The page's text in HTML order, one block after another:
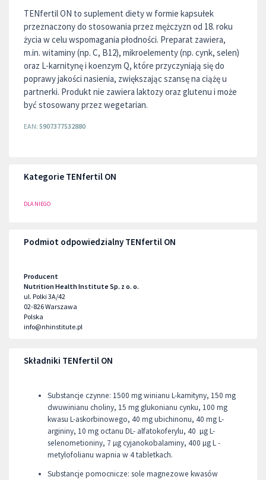
TENfertil ON to suplement diety w formie kapsułek
przeznaczony do stosowania przez mężczyzn od 18. roku
życia w celu wspomagania płodności. Preparat zawiera,
m.in. witaminy (np. C, B12), mikroelementy (np. cynk, selen)
oraz L-karnitynę i koenzym Q, które przyczyniają się do
poprawy jakości nasienia, zwiększając szansę na ciążę u
partnerki. Produkt nie zawiera laktozy oraz glutenu i może
być stosowany przez wegetarian.
EAN: 5907377532880
Kategorie TENfertil ON
DLA NIEGO
Podmiot odpowiedzialny TENfertil ON
Producent
Nutrition Health Institute Sp. z o. o.
ul. Polki 3A/42
02-826Warszawa
Polska
info@nhinstitute.pl
Składniki TENfertil ON
Substancje czynne: 1500 mg winianu L-karnityny, 150 mg
dwuwinianu choliny, 15 mg glukonianu cynku, 100 mg
kwasu L-askorbinowego, 40 mg ubichinonu, 40 mg L-
argininy, 10 mg octanu DL- alfatokoferylu, 40 µg L-
selenometioniny, 7 µg cyjanokobalaminy, 400 µg L -
metylofolianu wapnia w 4 tabletkach.
Substancje pomocnicze: sole magnezowe kwasów